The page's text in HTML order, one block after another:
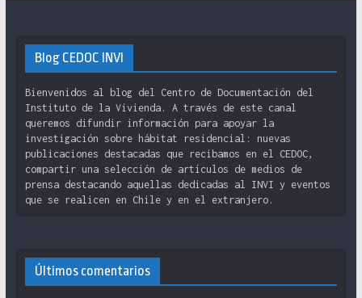
Blog CEDOC INVI
Bienvenidos al blog del Centro de Documentación del
Instituto de la Vivienda. A través de este canal
queremos difundir información para apoyar la
investigación sobre hábitat residencial: nuevas
publicaciones destacadas que recibamos en el CEDOC,
compartir una selección de artículos de medios de
prensa destacando aquellas dedicadas al INVI y eventos
que se realicen en Chile y en el extranjero.
Últimos comentarios